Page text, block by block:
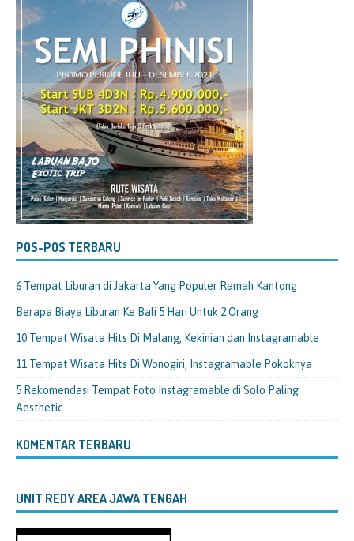
POS-POS TERBARU
6 Tempat Liburan di Jakarta Yang Populer Ramah Kantong
Berapa Biaya Liburan Ke Bali 5 Hari Untuk 2 Orang
10 Tempat Wisata Hits Di Malang, Kekinian dan Instagramable
11 Tempat Wisata Hits Di Wonogiri, Instagramable Pokoknya
5 Rekomendasi Tempat Foto Instagramable di Solo Paling
Aesthetic
KOMENTAR TERBARU
UNIT REDY AREA JAWA TENGAH